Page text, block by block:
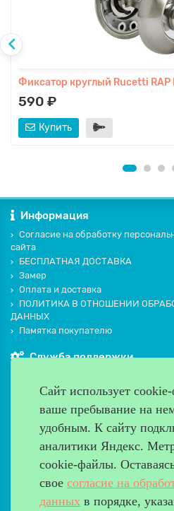
Фиксатор круглый Rucetti RAP
590 ₽
Купить
Информация
Согласие на обработку
сайта
БЕСПЛАТНАЯ ДОСТАВКА
Замер
Оплата и доставка
ПОЛИТИКА В ОТНОШЕНИИ
ДАННЫХ
Памятка покупателю
Служба поддержки
Производители
Дополнительно
Наш адрес
Работаем с 9:00 до 20:00
8 (499) 685-33-26
Сайт использует
ваше пребывание на
удобным. К cайту
аналитики Яндекс.
cookie-файлы.
свое согласие на
данных в порядке,